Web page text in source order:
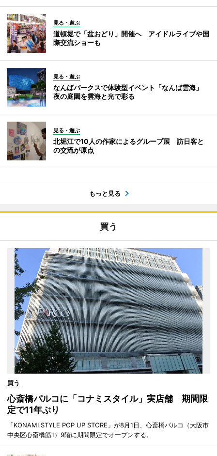
見る・遊ぶ
道頓堀で「盆おどり」開催へ アイドルライブや国
際交流ショーも
見る・遊ぶ
なんばパークスで体験型イベント「なんば雲海」
夜の庭園を雲海と光で彩る
見る・遊ぶ
北堀江で10人の作家によるグループ展 訪日客と
の交流が原点
もっと見る
買う
買う
心斎橋パルコに「コナミスタイル」実店舗 期間限
定で11年ぶり
「KONAMI STYLE POP UP STORE」が8月1日、心斎橋パルコ（大阪市
中央区心斎橋筋1）9階に期間限定でオープンする。